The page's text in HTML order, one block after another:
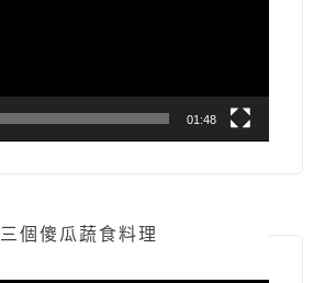
01:48
三個傻瓜蔬食料理